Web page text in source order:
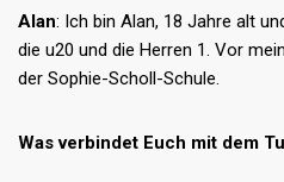
Alan: Ich bin Alan, 18 Jahre alt
die u20 und die Herren 1. Vor
der Sophie-Scholl-Schule.
Was verbindet Euch mit dem